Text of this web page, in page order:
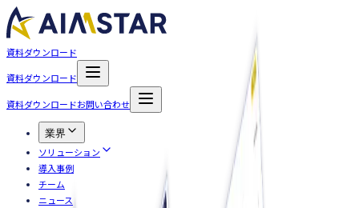
資料ダウンロード
資料ダウンロード
資料ダウンロードお問い合わせ
業界
ソリューション
導入事例
チーム
ニュース